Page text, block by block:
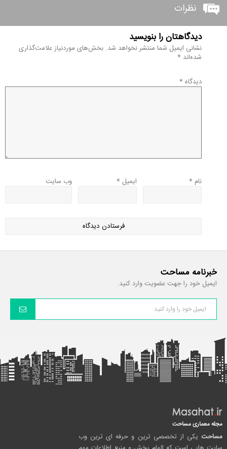
نظرات
دیدگاهتان را بنویسید
نشانی ایمیل شما منتشر نخواهد شد. بخش‌های موردنیاز علامت‌گذاری
شده‌اند *
دیدگاه *
نام * ایمیل * وب‌ سایت
خبرنامه مساحت
ایمیل خود را جهت عضویت وارد کنید.
مجله معماری مساحت
مساحت یکی از تخصصی ترین و حرفه ای ترین وب